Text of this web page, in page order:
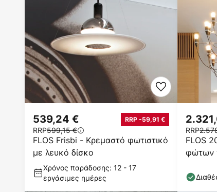
FLOS Frisbi - Κρεμαστό φωτιστικό
με λευκό δίσκο
539,24 € RRP -59,91 €
RRP599,15 €
Χρόνος παράδοσης: 12 - 17
εργάσιμες ημέρες
FLOS
φώτων
RRP